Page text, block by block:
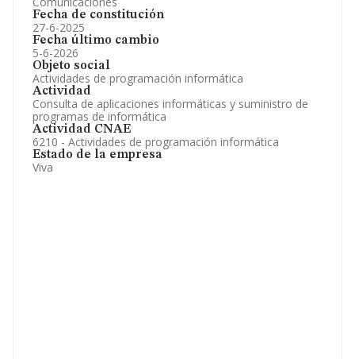
Fecha de constitución
27-6-2025
Fecha último cambio
5-6-2026
Objeto social
Actividades de programación informática
Actividad
Consulta de aplicaciones informáticas y suministro de
programas de informática
Actividad CNAE
6210 - Actividades de programación informática
Estado de la empresa
Viva